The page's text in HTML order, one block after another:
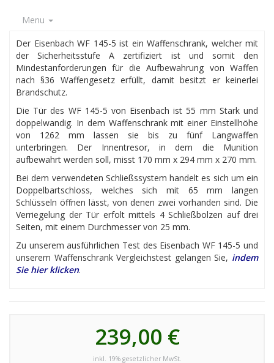
Menu
Der Eisenbach WF 145-5 ist ein Waffenschrank, welcher mit
der Sicherheitsstufe A zertifiziert ist und somit den
Mindestanforderungen für die Aufbewahrung von Waffen
nach §36 Waffengesetz erfüllt, damit besitzt er keinerlei
Brandschutz.
Die Tür des WF 145-5 von Eisenbach ist 55 mm Stark und
doppelwandig. In dem Waffenschrank mit einer Einstellhöhe
von 1262 mm lassen sie bis zu fünf Langwaffen
unterbringen. Der Innentresor, in dem die Munition
aufbewahrt werden soll, misst 170 mm x 294 mm x 270 mm.
Bei dem verwendeten Schließssystem handelt es sich um ein
Doppelbartschloss, welches sich mit 65 mm langen
Schlüsseln öffnen lässt, von denen zwei vorhanden sind. Die
Verriegelung der Tür erfolt mittels 4 Schließbolzen auf drei
Seiten, mit einem Durchmesser von 25 mm.
Zu unserem ausführlichen Test des Eisenbach WF 145-5 und
unserem Waffenschrank Vergleichstest gelangen Sie, indem
Sie hier klicken.
239,00 €
inkl. 19% gesetzlicher MwSt.